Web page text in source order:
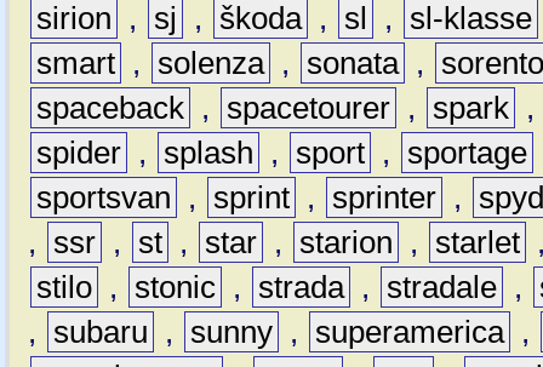
sirion
, sj , škoda , sl , sl-klasse
smart , solenza , sonata ,
spaceback , spacetourer , spark ,
spider , splash , sport , sportage
sportsvan
, sprint , sprinter ,
,
ssr , st , star , starion , starlet
stilo , stonic , strada , stradale ,
,
subaru , sunny , superamerica ,